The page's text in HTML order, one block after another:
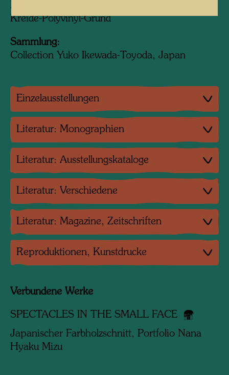
Papierrand geklebt auf Jute mit Polyvinyl;
Kreide-Polyvinyl-Grund
Sammlung:
Collection Yuko Ikewada-Toyoda, Japan
Einzelausstellungen
Literatur: Monographien
Literatur: Ausstellungskataloge
Literatur: Verschiedene
Literatur: Magazine, Zeitschriften
Reproduktionen, Kunstdrucke
Verbundene Werke
SPECTACLES IN THE SMALL FACE
Japanischer Farbholzschnitt, Portfolio Nana
Hyaku Mizu